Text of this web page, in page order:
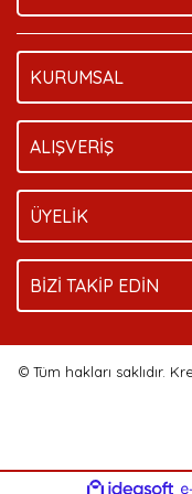
KURUMSAL
ALIŞVERİŞ
ÜYELİK
BİZİ TAKİP EDİN
© Tüm hakları saklıdır.